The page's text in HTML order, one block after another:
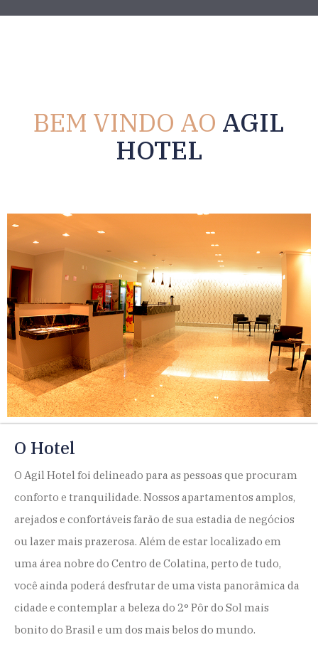
BEM VINDO AO AGIL
HOTEL​
O Hotel
O Agil Hotel foi delineado para as pessoas que procuram
conforto e tranquilidade. Nossos apartamentos amplos,
arejados e confortáveis farão de sua estadia de negócios
ou lazer mais prazerosa. Além de estar localizado em
uma área nobre do Centro de Colatina, perto de tudo,
você ainda poderá desfrutar de uma vista panorâmica da
cidade e contemplar a beleza do 2° Pôr do Sol mais
bonito do Brasil e um dos mais belos do mundo.